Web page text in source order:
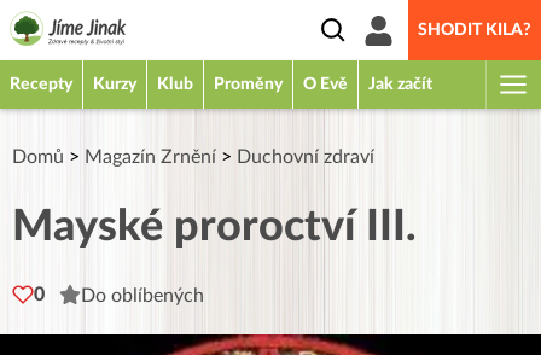
SHODIT KILA?
Recepty Kurzy Klub Proměny O Evě Jak začít
Domů > Magazín Zrnění > Duchovní zdraví
Mayské proroctví III.
0 Do oblíbených